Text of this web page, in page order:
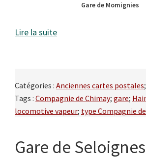
Gare de Momignies
Lire la suite
Catégories : Anciennes cartes postales;
Tags : Compagnie de Chimay; gare;
locomotive vapeur; type Compagnie
Gare de Seloignes